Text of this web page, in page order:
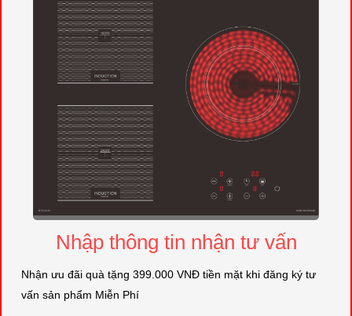
Nhập thông tin nhận tư vấn
Nhận ưu đãi quà tặng 399.000 VNĐ tiền mặt khi đăng ký tư
vấn sản phẩm Miễn Phí